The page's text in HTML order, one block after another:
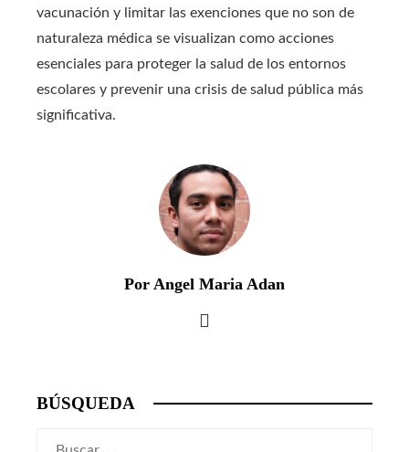
vacunación y limitar las exenciones que no son de
naturaleza médica se visualizan como acciones
esenciales para proteger la salud de los entornos
escolares y prevenir una crisis de salud pública más
significativa.
Por Angel Maria Adan
BÚSQUEDA